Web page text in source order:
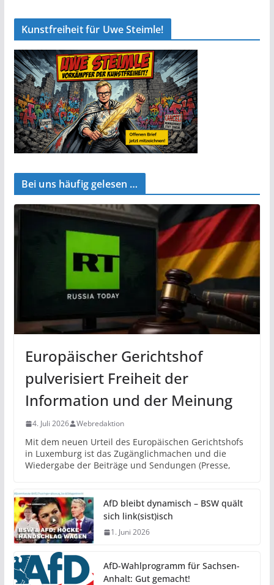
Kunstfreiheit für Uwe Steimle!
Bei uns häufig gelesen …
Europäischer Gerichtshof
pulverisiert Freiheit der
Information und der Meinung
4. Juli 2026 Webredaktion
Mit dem neuen Urteil des Europäischen Gerichtshofs
in Luxemburg ist das Zugänglichmachen und die
Wiedergabe der Beiträge und Sendungen (Presse,
AfD bleibt dynamisch – BSW quält
sich link(sist)isch
1. Juni 2026
AfD-Wahlprogramm für Sachsen-
Anhalt: Gut gemacht!